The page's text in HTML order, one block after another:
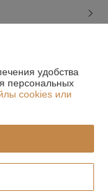
удобства
персональных
cookies или